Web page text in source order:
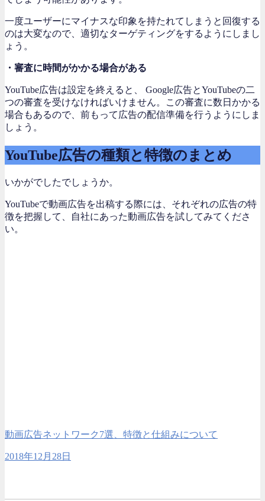
一度ユーザーにマイナスな印象を持たれてしまうと回復する
のは大変なので、適切なターゲティングをするようにしまし
ょう。
・審査に時間がかかる場合がある
YouTube広告は設定を終えると、 Google広告とYouTubeの二
つの審査を受けなければいけません。この審査に数日かかる
場合もあるので、前もって広告の配信準備を行うようにしま
しょう。
YouTube広告の種類と特徴のまとめ
いかがでしたでしょうか。
YouTubeで動画広告を出稿する際には、それぞれの広告の特
徴を把握して、自社にあった動画広告を試してみてくださ
い。
動画広告ネットワーク7選、特徴と仕組みについて
2018年12月28日